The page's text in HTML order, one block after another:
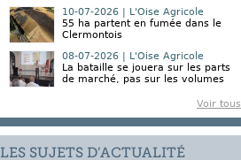
10-07-2026 | L'Oise Agricole
55 ha partent en fumée dans le
Clermontois
08-07-2026 | L'Oise Agricole
La bataille se jouera sur les parts
de marché, pas sur les volumes
Voir tous
LES SUJETS D’ACTUALITÉ